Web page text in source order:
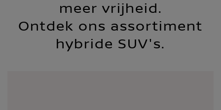
meer vrijheid.
Ontdek ons assortiment
hybride SUV's.